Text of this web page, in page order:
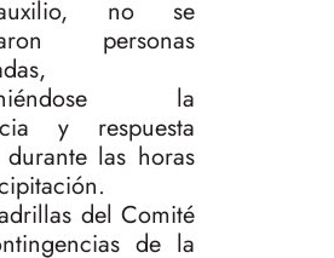
no se
personas
la
y respuesta
las horas
del Comité
de la